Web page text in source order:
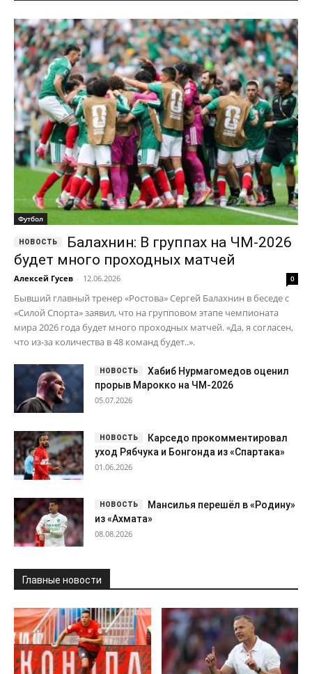
Футбол
Балахнин: В группах на ЧМ-2026
будет много проходных матчей
Алексей Гусев - 12.06.2026 0
Бывший главный тренер «Ростова» Сергей Балахнин в беседе с
«Силой Спорта» заявил, что на групповом этапе чемпионата
мира 2026 года будет много проходных матчей. «Да, я согласен,
что из-за количества в 48 команд будет..».
Хабиб Нурмагомедов оценил
прорыв Марокко на ЧМ-2026
05.07.2026
Карседо прокомментировал
уход Рябчука и Бонгонда из «Спартака»
01.06.2026
Мансилья перешёл в «Родину»
из «Ахмата»
08.08.2026
Главные новости